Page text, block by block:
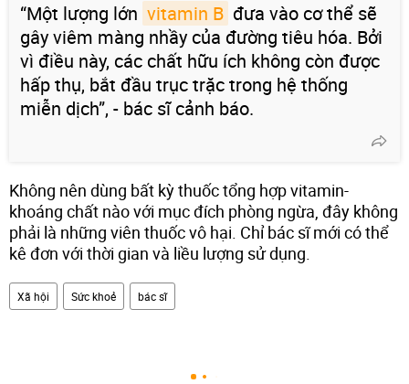
“Một lượng lớn vitamin B đưa vào cơ thể sẽ
gây viêm màng nhầy của đường tiêu hóa. Bởi
vì điều này, các chất hữu ích không còn được
hấp thụ, bắt đầu trục trặc trong hệ thống
miễn dịch”, - bác sĩ cảnh báo.
Không nên dùng bất kỳ thuốc tổng hợp vitamin-
khoáng chất nào với mục đích phòng ngừa, đây không
phải là những viên thuốc vô hại. Chỉ bác sĩ mới có thể
kê đơn với thời gian và liều lượng sử dụng.
Xã hội Sức khoẻ bác sĩ